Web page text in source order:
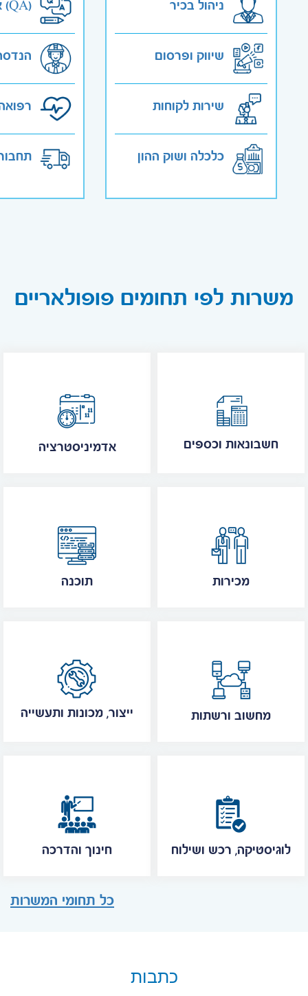
ניהול בכיר
שיווק ופרסום
שירות לקוחות
כלכלה ושוק ההון
אבטחת איכות (QA)
משרות לפי תחומים פופולאריים
אדמיניסטרציה חשבונאות וכספים
תוכנה מכירות
ייצור, מכונות ותעשייה מחשוב ורשתות
חינוך והדרכה לוגיסטיקה, רכש ושילוח
כל תחומי המשרות
כתבות